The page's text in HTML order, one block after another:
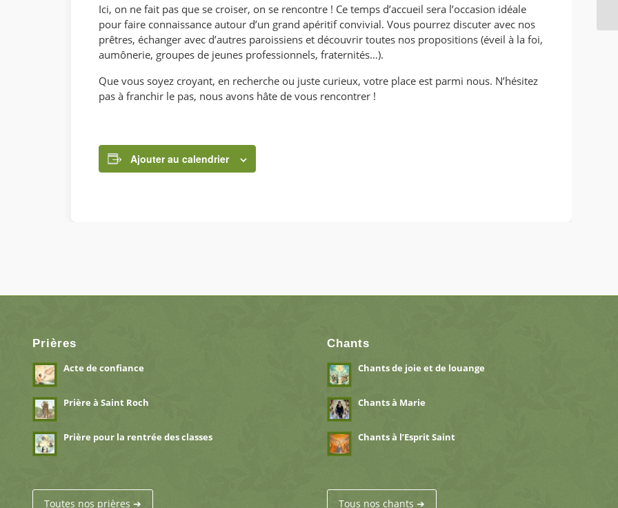
Ici, on ne fait pas que se croiser, on se rencontre ! Ce temps d’accueil sera l’occasion idéale
pour faire connaissance autour d’un grand apéritif convivial. Vous pourrez discuter avec nos
prêtres, échanger avec d’autres paroissiens et découvrir toutes nos propositions (éveil à la foi,
aumônerie, groupes de jeunes professionnels, fraternités…).
Que vous soyez croyant, en recherche ou juste curieux, votre place est parmi nous. N’hésitez
pas à franchir le pas, nous avons hâte de vous rencontrer !
Ajouter au calendrier
Prières
Acte de confiance
Prière à Saint Roch
Prière pour la rentrée des classes
Toutes nos prières ➔
Chants
Chants de joie et de louange
Chants à Marie
Chants à l’Esprit Saint
Tous nos chants ➔